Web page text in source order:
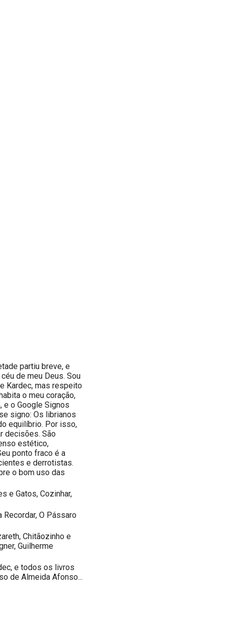
partiu breve, e
de meu Deus. Sou
Kardec, mas respeito
o meu coração,
e o Google Signos
signo: Os librianos
equilíbrio. Por isso,
decisões. São
estético,
ponto fraco é a
e derrotistas.
o bom uso das
e Gatos, Cozinhar,
Recordar, O Pássaro
Chitãozinho e
Guilherme
e todos os livros
de Almeida Afonso...